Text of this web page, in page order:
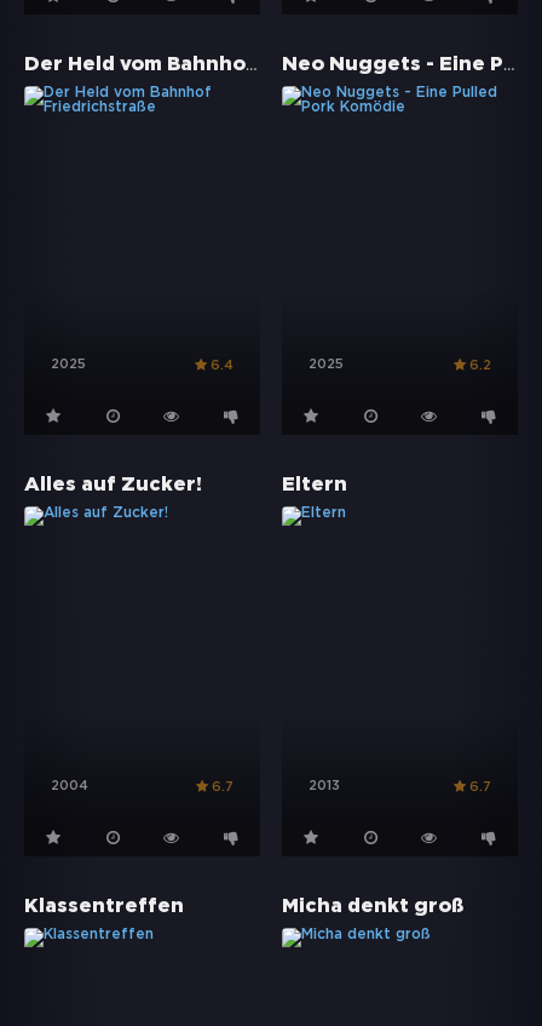
Der Held vom Bahnhof Friedrichstraße
2025 6.4
Neo Nuggets - Eine Pulled Pork Komödie
2025 6.2
Alles auf Zucker!
2004 6.7
Eltern
2013 6.7
Klassentreffen Micha denkt groß